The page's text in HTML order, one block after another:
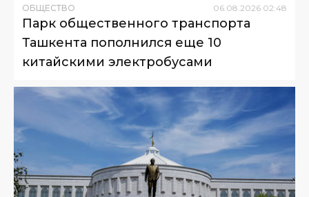
ОБЩЕСТВО 06.08.2026 02:48
Парк общественного транспорта
Ташкента пополнился еще 10
китайскими электробусами